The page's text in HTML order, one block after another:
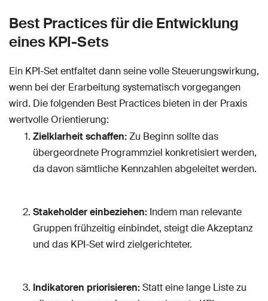
Best Practices für die Entwicklung
eines KPI-Sets
Ein KPI-Set entfaltet dann seine volle Steuerungswirkung,
wenn bei der Erarbeitung systematisch vorgegangen
wird. Die folgenden Best Practices bieten in der Praxis
wertvolle Orientierung:
Zielklarheit schaffen:Zu Beginn sollte das
übergeordnete Programmziel konkretisiert werden,
da davon sämtliche Kennzahlen abgeleitet werden.
Stakeholder einbeziehen: Indem man relevante
Gruppen frühzeitig einbindet, steigt die Akzeptanz
und das KPI-Set wird zielgerichteter.
Indikatoren priorisieren:Statt eine lange Liste zu